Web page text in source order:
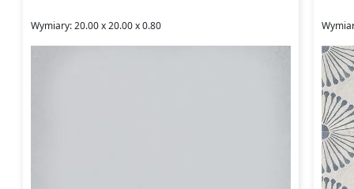
Wymiary: 20.00 x 20.00 x 0.80